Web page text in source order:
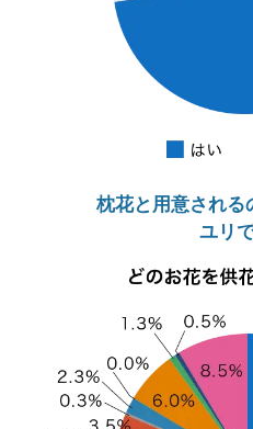
枕花と用意される
ユリで